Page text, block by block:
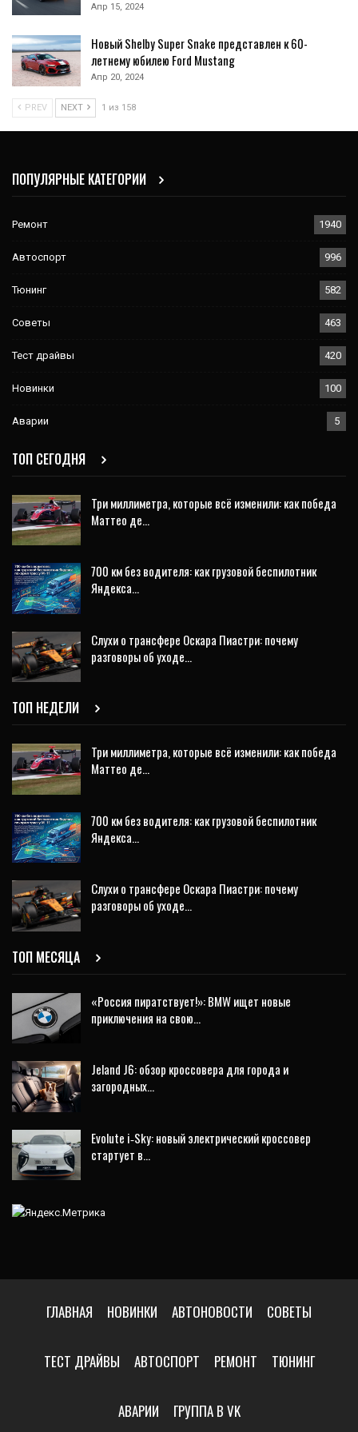
Апр 15, 2024
Новый Shelby Super Snake представлен к 60-
летнему юбилею Ford Mustang
Апр 20, 2024
PREV NEXT 1 из 158
ПОПУЛЯРНЫЕ КАТЕГОРИИ
Ремонт 1940
Автоспорт 996
Тюнинг 582
Советы 463
Тест драйвы 420
Новинки 100
Аварии 5
ТОП СЕГОДНЯ
Три миллиметра, которые всё изменили: как победа
Маттео де…
700 км без водителя: как грузовой беспилотник
Яндекса…
Слухи о трансфере Оскара Пиастри: почему
разговоры об уходе…
ТОП НЕДЕЛИ
Три миллиметра, которые всё изменили: как победа
Маттео де…
700 км без водителя: как грузовой беспилотник
Яндекса…
Слухи о трансфере Оскара Пиастри: почему
разговоры об уходе…
ТОП МЕСЯЦА
«Россия пиратствует!»: BMW ищет новые
приключения на свою…
Jeland J6: обзор кроссовера для города и
загородных…
Evolute i‑Sky: новый электрический кроссовер
стартует в…
ГЛАВНАЯ НОВИНКИ АВТОНОВОСТИ СОВЕТЫ
ТЕСТ ДРАЙВЫ АВТОСПОРТ РЕМОНТ ТЮНИНГ
АВАРИИ ГРУППА В VK